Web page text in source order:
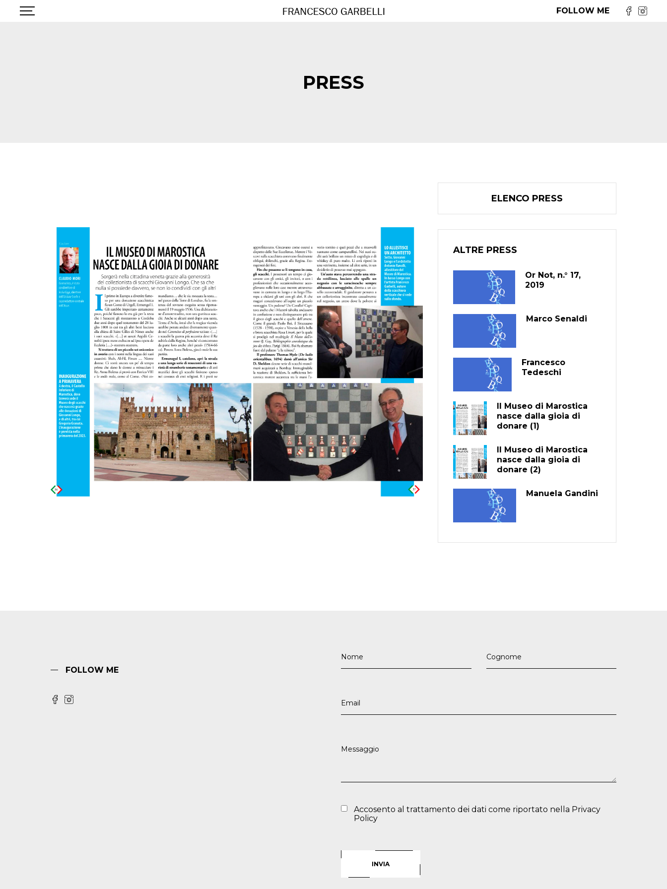
FOLLOW ME
PRESS
ELENCO PRESS
ALTRE PRESS
Or Not, n.° 17,
2019
Marco Senaldi
Francesco
Tedeschi
Il Museo di Marostica
nasce dalla gioia di
donare (1)
Il Museo di Marostica
nasce dalla gioia di
donare (2)
Manuela Gandini
FOLLOW ME
Accosento al trattamento dei dati come riportato nella Privacy
Policy